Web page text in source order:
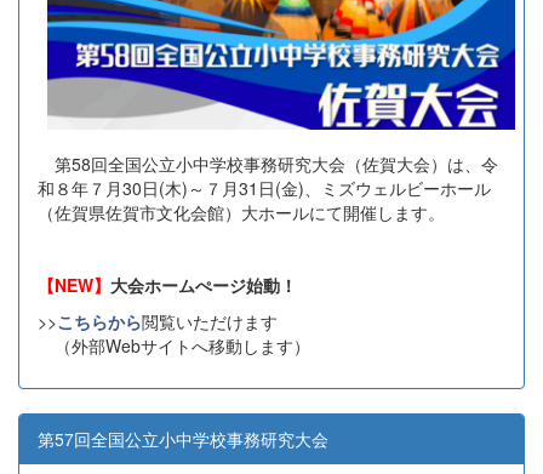
第58回全国公立小中学校事務研究大会（佐賀大会）は、令
和８年７月30日(木)～７月31日(金)、ミズウェルビーホール
（佐賀県佐賀市文化会館）大ホールにて開催します。
【NEW】 大会ホームぺージ始動！
>>こちらから閲覧いただけます
（外部Webサイトへ移動します）
第57回全国公立小中学校事務研究大会